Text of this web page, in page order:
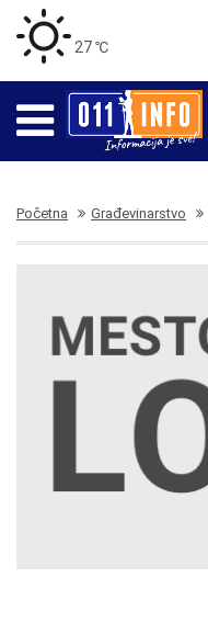
27 ℃
Početna Građevinarstvo